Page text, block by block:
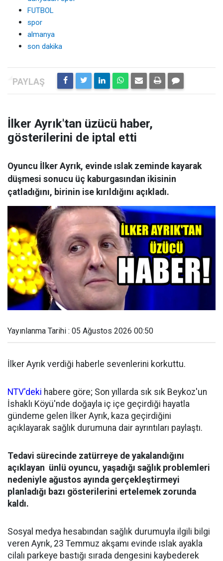
FUTBOL
spor
almanya
son dakika
İlker Ayrık'tan üzücü haber,
gösterilerini de iptal etti
Oyuncu İlker Ayrık, evinde ıslak zeminde kayarak
düşmesi sonucu üç kaburgasından ikisinin
çatladığını, birinin ise kırıldığını açıkladı.
Yayınlanma Tarihi : 05 Ağustos 2026 00:50
İlker Ayrık verdiği haberle sevenlerini korkuttu.
NTV'deki habere göre; Son yıllarda sık sık Beykoz'un
İshaklı Köyü'nde doğayla iç içe geçirdiği hayatla
gündeme gelen İlker Ayrık, kaza geçirdiğini
açıklayarak sağlık durumuna dair ayrıntıları paylaştı.
Tedavi sürecinde zatürreye de yakalandığını
açıklayan ünlü oyuncu, yaşadığı sağlık problemleri
nedeniyle ağustos ayında gerçekleştirmeyi
planladığı bazı gösterilerini ertelemek zorunda
kaldı.
Sosyal medya hesabından sağlık durumuyla ilgili bilgi
veren Ayrık, 23 Temmuz akşamı evinde ıslak ayakla
cilalı parkeye bastığı sırada dengesini kaybederek